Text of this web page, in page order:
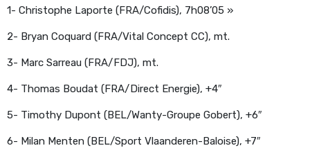
1- Christophe Laporte (FRA/Cofidis), 7h08’05 »
2- Bryan Coquard (FRA/Vital Concept CC), mt.
3- Marc Sarreau (FRA/FDJ), mt.
4- Thomas Boudat (FRA/Direct Energie), +4″
5- Timothy Dupont (BEL/Wanty-Groupe Gobert), +6″
6- Milan Menten (BEL/Sport Vlaanderen-Baloise), +7″